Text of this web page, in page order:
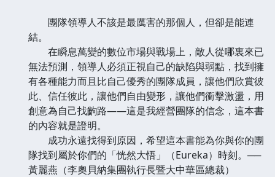
團隊領導人不該是最厲害的那個人，但卻是能連
結。
在瞬息萬變的數位市場與戰場上，敵人從哪裏來已
無法預測，領導人必須正視自己的缺陷與弱點，找到擁
有各種能力而且比自己優秀的團隊成員，讓他們欣賞彼
此、信任彼此，讓他們自由變形，讓他們衝擊激盪，用
創意為自己找齣路——這是我經營團隊的信念，這本書
的內容就是證明。
成功永遠找得到原因，希望這本書能為你與你的團
隊找到屬於你們的「恍然大悟」（Eureka）時刻。──
黃麗燕（李奧貝納集團執行長暨大中華區總裁）